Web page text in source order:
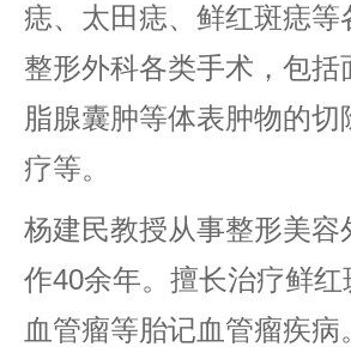
痣、太田痣、鲜红斑痣
整形外科各类手术，包
脂腺囊肿等体表肿物的
疗等。
杨建民教授从事整形美
作40余年。擅长治疗鲜
血管瘤等胎记血管瘤疾